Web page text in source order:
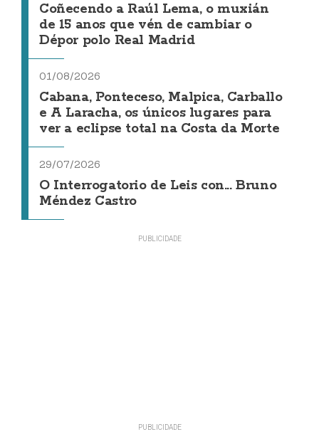
Coñecendo a Raúl Lema, o muxián
de 15 anos que vén de cambiar o
Dépor polo Real Madrid
01/08/2026
Cabana, Ponteceso, Malpica, Carballo
e A Laracha, os únicos lugares para
ver a eclipse total na Costa da Morte
29/07/2026
O Interrogatorio de Leis con... Bruno
Méndez Castro